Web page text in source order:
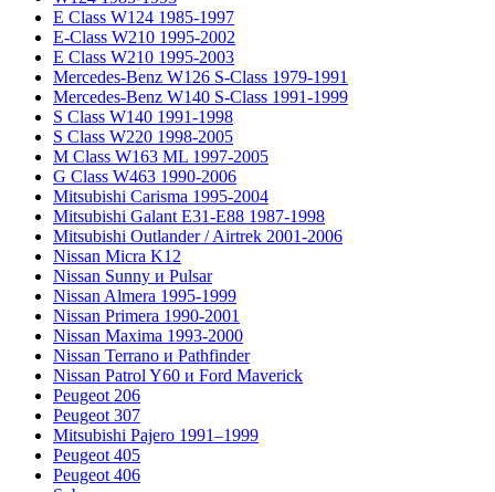
E Class W124 1985-1997
E-Class W210 1995-2002
E Class W210 1995-2003
Mercedes-Benz W126 S-Class 1979-1991
Mercedes-Benz W140 S-Class 1991-1999
S Class W140 1991-1998
S Class W220 1998-2005
M Class W163 ML 1997-2005
G Class W463 1990-2006
Mitsubishi Carisma 1995-2004
Mitsubishi Galant E31-E88 1987-1998
Mitsubishi Outlander / Airtrek 2001-2006
Nissan Micra K12
Nissan Sunny и Pulsar
Nissan Almera 1995-1999
Nissan Primera 1990-2001
Nissan Maxima 1993-2000
Nissan Terrano и Pathfinder
Nissan Patrol Y60 и Ford Maverick
Peugeot 206
Peugeot 307
Mitsubishi Pajero 1991–1999
Peugeot 405
Peugeot 406